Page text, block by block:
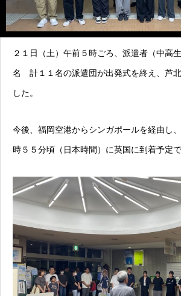
２１日（土）午前５時ごろ、派遣者（中高
名 計１１名の派遣団が出発式を終え、芦
した。
今後、福岡空港からシンガポールを経由し
時５５分頃（日本時間）に英国に到着予定で